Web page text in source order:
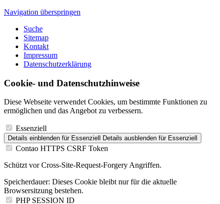
Navigation überspringen
Suche
Sitemap
Kontakt
Impressum
Datenschutzerklärung
Cookie- und Datenschutzhinweise
Diese Webseite verwendet Cookies, um bestimmte Funktionen zu
ermöglichen und das Angebot zu verbessern.
Essenziell
Details einblenden für Essenziell Details ausblenden für Essenziell
Contao HTTPS CSRF Token
Schützt vor Cross-Site-Request-Forgery Angriffen.
Speicherdauer: Dieses Cookie bleibt nur für die aktuelle
Browsersitzung bestehen.
PHP SESSION ID